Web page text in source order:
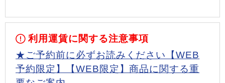
利用運賃に関する注意事項
★ご予約前に必ずお読みください【WEB
予約限定】【WEB限定】商品に関する重